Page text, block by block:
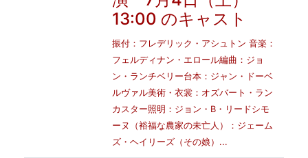
13:00 のキャスト
振付：フレデリック・アシュトン 音楽：
フェルディナン・エロール編曲：ジョ
ン・ランチベリー台本：ジャン・ドーベ
ルヴァル美術・衣裳：オズバート・ラン
カスター照明：ジョン・B・リードシモ
ーヌ（裕福な農家の未亡人）：ジェーム
ズ・ヘイリーズ（その娘）...